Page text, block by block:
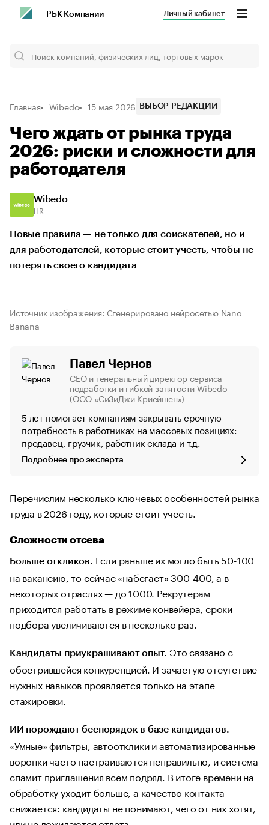
РБК Компании Личный кабинет
Главная Wibedo 15 мая 2026 ВЫБОР РЕДАКЦИИ
Чего ждать от рынка труда
2026: риски и сложности для
работодателя
Wibedo
HR
Новые правила — не только для соискателей, но и
для работодателей, которые стоит учесть, чтобы не
потерять своего кандидата
Источник изображения: Сгенерировано нейросетью Nano
Banana
Павел Чернов
СЕО и генеральный директор сервиса
подработки и гибкой занятости Wibedo
(ООО «СиЗиДжи Криейшен»)
5 лет помогает компаниям закрывать срочную
потребность в работниках на массовых позициях:
продавец, грузчик, работник склада и т.д.
Подробнее про эксперта
Перечислим несколько ключевых особенностей рынка
труда в 2026 году, которые стоит учесть.
Сложности отсева
Больше откликов. Если раньше их могло быть 50-100
на вакансию, то сейчас «набегает» 300-400, а в
некоторых отраслях — до 1000. Рекрутерам
приходится работать в режиме конвейера, сроки
подбора увеличиваются в несколько раз.
Кандидаты приукрашивают опыт. Это связано с
обострившейся конкуренцией. И зачастую отсутствие
нужных навыков проявляется только на этапе
стажировки.
ИИ порождают беспорядок в базе кандидатов.
«Умные» фильтры, автоотклики и автоматизированные
воронки часто настраиваются неправильно, и система
спамит приглашения всем подряд. В итоге времени на
обработку уходит больше, а качество контакта
снижается: кандидаты не понимают, чего от них хотят,